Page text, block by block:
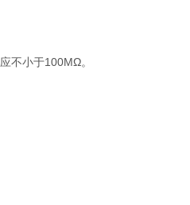
不小于100MΩ。